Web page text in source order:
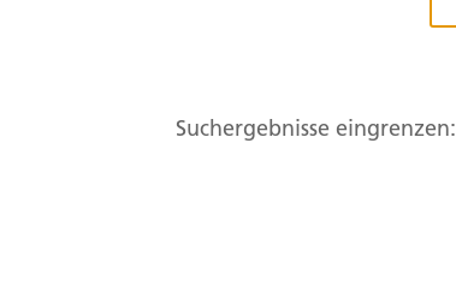
Suchergebnisse eingrenzen: